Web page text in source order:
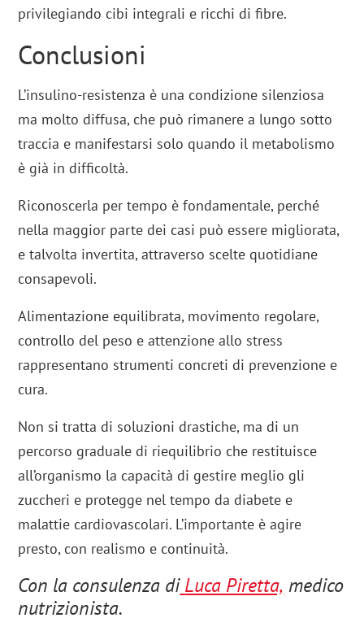
privilegiando cibi integrali e ricchi di fibre.
Conclusioni
L’insulino-resistenza è una condizione silenziosa
ma molto diffusa, che può rimanere a lungo sotto
traccia e manifestarsi solo quando il metabolismo
è già in difficoltà.
Riconoscerla per tempo è fondamentale, perché
nella maggior parte dei casi può essere migliorata,
e talvolta invertita, attraverso scelte quotidiane
consapevoli.
Alimentazione equilibrata, movimento regolare,
controllo del peso e attenzione allo stress
rappresentano strumenti concreti di prevenzione e
cura.
Non si tratta di soluzioni drastiche, ma di un
percorso graduale di riequilibrio che restituisce
all’organismo la capacità di gestire meglio gli
zuccheri e protegge nel tempo da diabete e
malattie cardiovascolari. L’importante è agire
presto, con realismo e continuità.
Con la consulenza di Luca Piretta, medico
nutrizionista.